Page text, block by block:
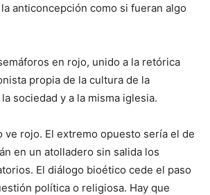
anticoncepción como si fueran algo
en rojo, unido a la retórica
propia de la cultura de la
sociedad y a la misma iglesia.
rojo. El extremo opuesto sería el de
en un atolladero sin salida los
El diálogo bioético cede el paso
política o religiosa. Hay que